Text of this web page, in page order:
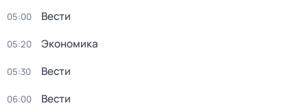
05:00 Вести
05:20 Экономика
05:30 Вести
06:00 Вести